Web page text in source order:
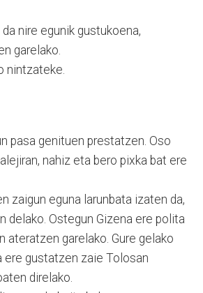
nire egunik gustukoena,
garelako.
nintzateke.
pasa genituen prestatzen. Oso
nahiz eta bero pixka bat ere
zaigun eguna larunbata izaten da,
delako. Ostegun Gizena ere polita
ateratzen garelako. Gure gelako
ere gustatzen zaie Tolosan
direlako.